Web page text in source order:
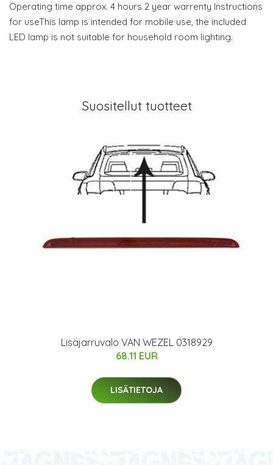
Operating time approx. 4 hours 2 year warrenty Instructions
for useThis lamp is intended for mobile use, the included
LED lamp is not suitable for household room lighting.
Suositellut tuotteet
Lisäjarruvalo VAN WEZEL 0318929
68.11 EUR
LISÄTIETOJA